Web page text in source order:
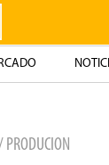
PRODUCION